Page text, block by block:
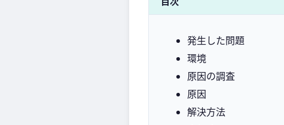
発生した問題
環境
原因の調査
原因
解決方法